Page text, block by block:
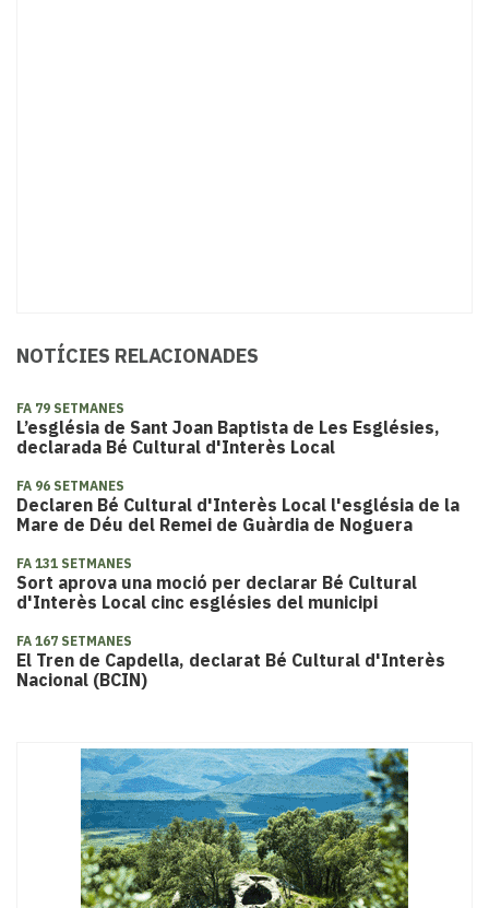
NOTÍCIES RELACIONADES
FA 79 SETMANES
L’església de Sant Joan Baptista de Les Esglésies,
declarada Bé Cultural d'Interès Local
FA 96 SETMANES
Declaren Bé Cultural d'Interès Local l'església de la
Mare de Déu del Remei de Guàrdia de Noguera
FA 131 SETMANES
Sort aprova una moció per declarar Bé Cultural
d'Interès Local cinc esglésies del municipi
FA 167 SETMANES
El Tren de Capdella, declarat Bé Cultural d'Interès
Nacional (BCIN)